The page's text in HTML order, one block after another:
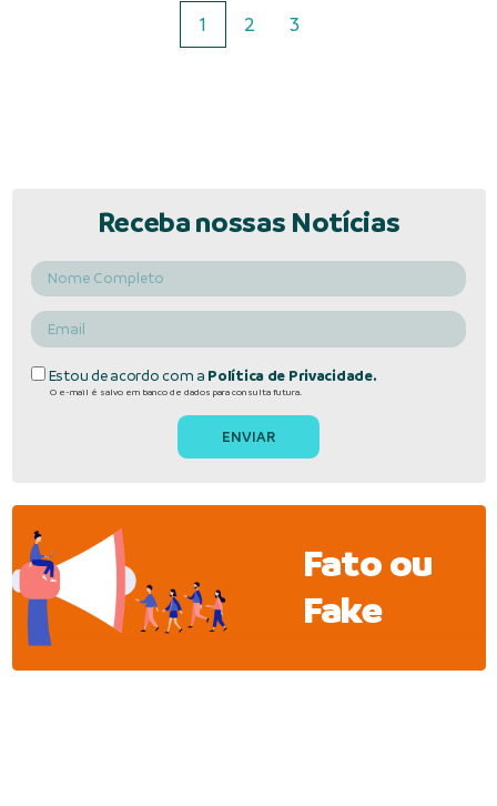
1 2 3
Receba nossas Notícias
Estou de acordo com a Política de Privacidade.
O e-mail é salvo em banco de dados para consulta futura.
Fato ou
Fake